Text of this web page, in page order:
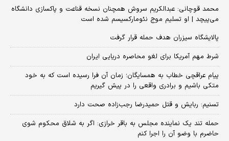
محمد قوچانی: عبدالکریم سروش همچنان نسخه قناعت و پاکسازی دانشگاه
می‌پیچد | او تسلیم موج نئومارکسیسم شده است
پالایشگاه سیزران هدف حمله قرار گرفت
شرط مهم آمریکا برای لغو محاصره دریایی ایران
پیام عراقچی خطاب به همسایگان؛ زمان آن فرا رسیده است که به خود
متکی باشیم و برادری واقعی را در پیش گیریم
تسنیم: ربایش و قتل حمیدرضا رجب‌زاده صحت دارد
حمله تند یک نماینده مجلس به باقر خرازی: اگر به شلاق محکوم شوی
حاضرم با وضو آن را اجرا کنم